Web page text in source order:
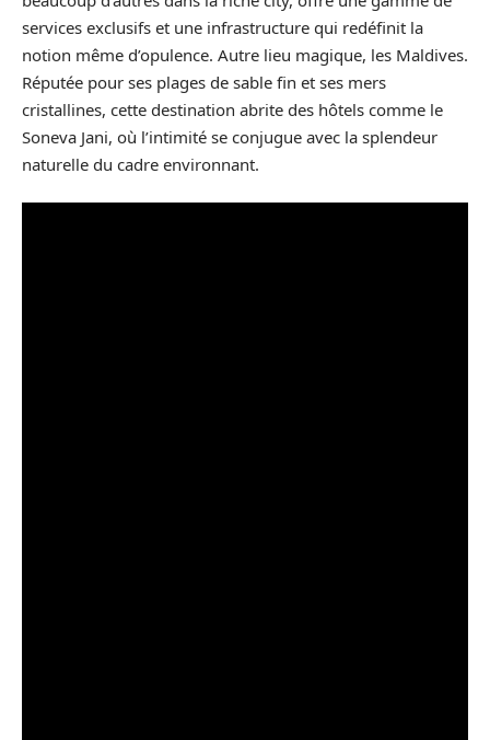
services exclusifs et une infrastructure qui redéfinit la
notion même d’opulence. Autre lieu magique, les Maldives.
Réputée pour ses plages de sable fin et ses mers
cristallines, cette destination abrite des hôtels comme le
Soneva Jani, où l’intimité se conjugue avec la splendeur
naturelle du cadre environnant.